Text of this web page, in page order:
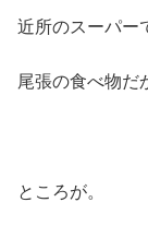
近所のスーパー
尾張の食べ物だ
ところが。